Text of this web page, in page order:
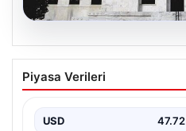
08.08.2026
Fed faizi sabit tuttu
Piyasa Verileri
USD 47.72